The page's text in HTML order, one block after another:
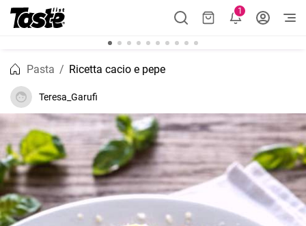
1
Pasta Ricetta cacio e pepe
Teresa_Garufi